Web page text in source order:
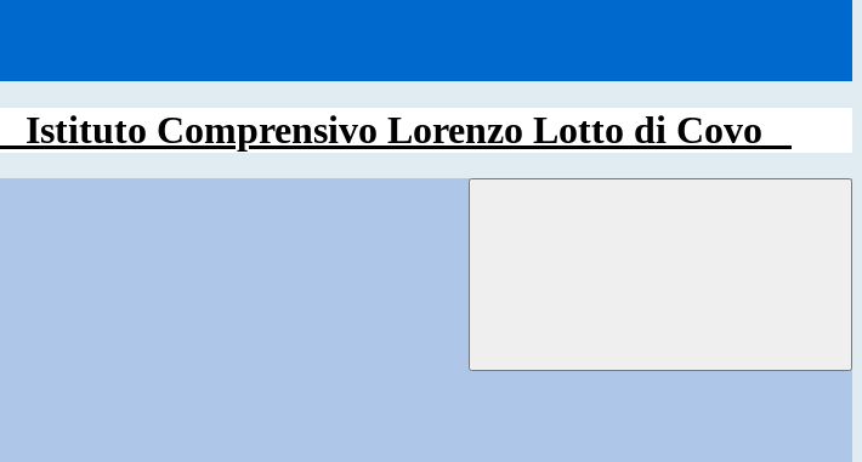
Istituto Comprensivo Lorenzo Lotto di Covo